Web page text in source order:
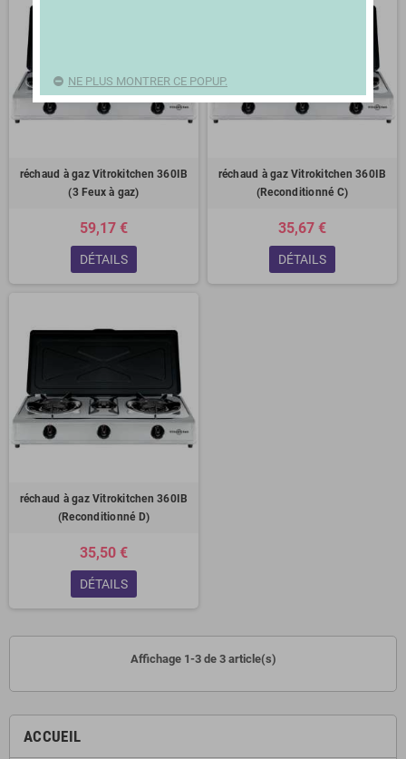
ACCUEIL
réchaud à gaz Vitrokitchen 360IB
(3 Feux à gaz)
59,17 €
DÉTAILS
réchaud à gaz Vitrokitchen ‎360IB
(Reconditionné C)
35,67 €
DÉTAILS
réchaud à gaz Vitrokitchen 360IB
(Reconditionné D)
35,50 €
DÉTAILS
Affichage 1-3 de 3 article(s)
NE PLUS MONTRER CE POPUP.